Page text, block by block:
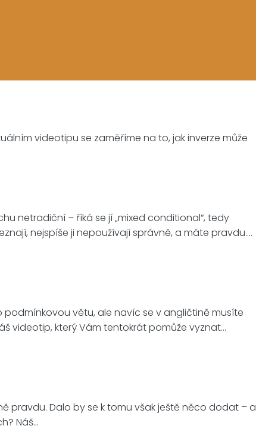
videotipu se zaměříme na to, jak inverze může
netradiční – říká se jí „mixed conditional“, tedy
nejspíše ji nepoužívají správně, a máte pravdu.…
podmínkovou větu, ale navíc se v angličtině musíte
videotip, který Vám tentokrát pomůže vyznat…
pravdu. Dalo by se k tomu však ještě něco dodat – a
Náš…